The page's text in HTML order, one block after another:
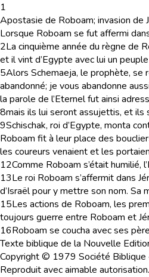
1
Apostasie de Roboam; invasion de
Lorsque Roboam se fut affermi
2La cinquième année du règne de
et il vint d’Egypte avec lui un
5Alors Schemaeja, le prophète, se
abandonné; je vous abandonne
la parole de l’Eternel fut ainsi
8mais ils lui seront assujettis, et ils
9Schischak, roi d’Egypte, monta
Roboam fit à leur place des
les coureurs venaient et les
12Comme Roboam s’était
13Le roi Roboam s’affermit dans
d’Israël pour y mettre son nom. Sa
15Les actions de Roboam, les
toujours guerre entre Roboam et
16Roboam se coucha avec ses
Texte biblique de la Nouvelle
Copyright © 1979 Société Biblique
Reproduit avec aimable